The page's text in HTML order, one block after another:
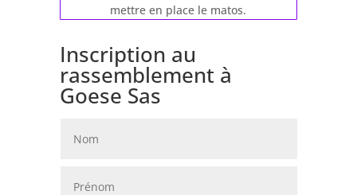
mettre en place le matos.
Inscription au
rassemblement à
Goese Sas